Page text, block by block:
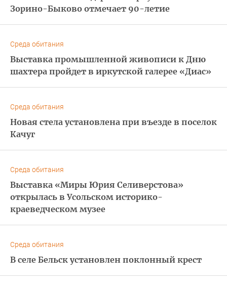
Зорино-Быково отмечает 90-летие
Среда обитания
Выставка промышленной живописи к Дню
шахтера пройдет в иркутской галерее «Диас»
Среда обитания
Новая стела установлена при въезде в поселок
Качуг
Среда обитания
Выставка «Миры Юрия Селиверстова»
открылась в Усольском историко-
краеведческом музее
Среда обитания
В селе Бельск установлен поклонный крест